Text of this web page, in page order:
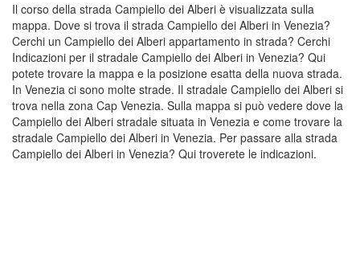
Il corso della strada Campiello dei Alberi è visualizzata sulla
mappa. Dove si trova il strada Campiello dei Alberi in Venezia?
Cerchi un Campiello dei Alberi appartamento in strada? Cerchi
Indicazioni per il stradale Campiello dei Alberi in Venezia? Qui
potete trovare la mappa e la posizione esatta della nuova strada.
In Venezia ci sono molte strade. Il stradale Campiello dei Alberi si
trova nella zona Cap Venezia. Sulla mappa si può vedere dove la
Campiello dei Alberi stradale situata in Venezia e come trovare la
stradale Campiello dei Alberi in Venezia. Per passare alla strada
Campiello dei Alberi in Venezia? Qui troverete le indicazioni.